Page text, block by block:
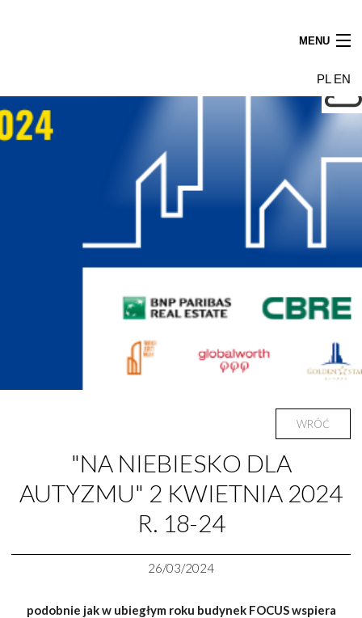
MENU
Najemcy
Wynajem powierzchni
PL EN
WRÓĆ
"NA NIEBIESKO DLA
AUTYZMU" 2 KWIETNIA 2024
R. 18-24
26/03/2024
podobnie jak w ubiegłym roku budynek FOCUS wspiera